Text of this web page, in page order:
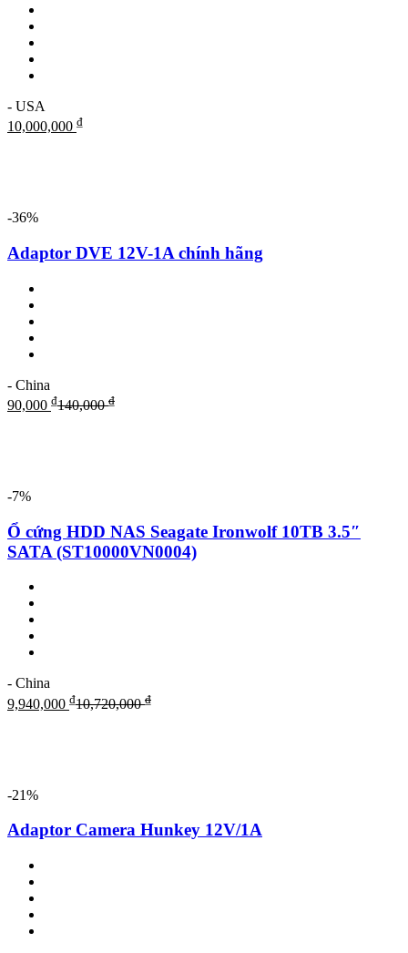
- USA
10,000,000 ₫
-36%
Adaptor DVE 12V-1A chính hãng
- China
90,000 ₫140,000₫
-7%
Ổ cứng HDD NAS Seagate Ironwolf 10TB 3.5″
SATA (ST10000VN0004)
- China
9,940,000 ₫10,720,000₫
-21%
Adaptor Camera Hunkey 12V/1A